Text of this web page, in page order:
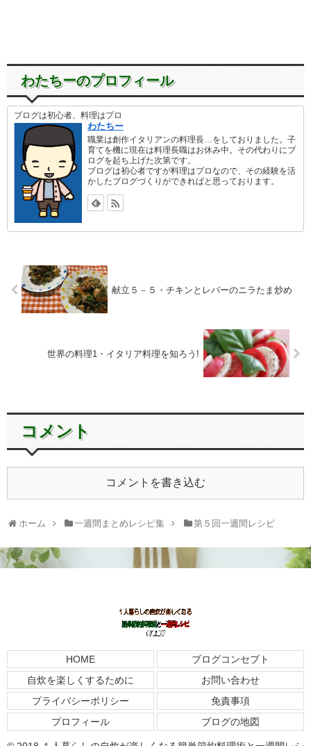
わたちーのプロフィール
ブログは初心者、料理はプロ
わたちー
職業は創作イタリアンの料理長…をしておりました。子
育てを機に現在は料理長職はお休み中。その代わりにブ
ログを起ち上げた次第です。
ブログは初心者ですが料理はプロなので、その経験を活
かしたブログづくりができればと思っております。
献立５－５・チキンとレバーのニラたま炒め
世界の料理1・イタリア料理を知ろう!
コメント
コメントを書き込む
ホーム 一週間まとめレシピ集 第５回一週間レシピ
HOME
ブログコンセプト
自炊を楽しくするために
お問い合わせ
プライバシーポリシー
免責事項
プロフィール
ブログの地図